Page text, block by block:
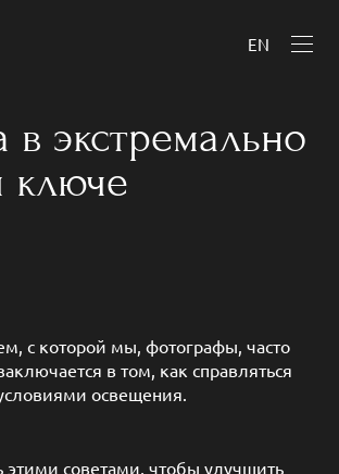
EN
в экстремально
ключе
с которой мы, фотографы, часто
в том, как справляться
освещения.
этими советами, чтобы улучшить